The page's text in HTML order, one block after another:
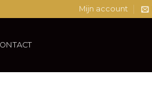
Mijn account